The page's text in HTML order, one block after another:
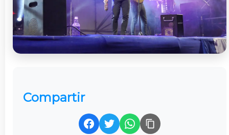
Compartir